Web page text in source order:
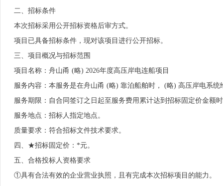
二、招标条件
本次招标采用公开招标资格后审方式。
项目已具备招标条件，现对该项目进行公开招标。
三、项目概况与招标范围
项目名称：舟山甬 (略) 2026年度高压岸电连船项目
服务内容：本服务是在舟山甬 (略) 靠泊船舶时， (略) 高压岸电系
服务期限：自合同签订之日起至服务费用累计达到招标固定价金额
服务地点：招标人指定地点。
质量要求：符合招标文件技术要求。
四、★招标固定价：*元。
五、合格投标人资格要求
①具有合法有效的企业营业执照，且有完成本次招标项目的能力。